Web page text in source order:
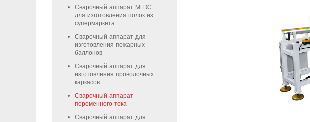
Сварочный аппарат MFDC
для изготовления полок из
супермаркета
Сварочный аппарат для
изготовления пожарных
баллонов
Сварочный аппарат для
изготовления проволочных
каркасов
Сварочный аппарат
переменного тока
Сварочный аппарат для